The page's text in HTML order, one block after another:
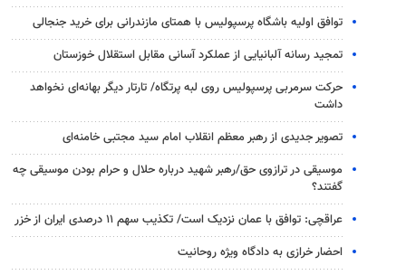
توافق اولیه باشگاه پرسپولیس با همتای مازندرانی برای خرید جنجالی
تمجید رسانه آلبانیایی از عملکرد آسانی مقابل استقلال خوزستان
حرکت سرمربی پرسپولیس روی لبه پرتگاه/ تارتار دیگر بهانه‌ای نخواهد
داشت
تصویر جدیدی از رهبر معظم انقلاب امام سید مجتبی خامنه‌ای
موسیقی در ترازوی حق/رهبر شهید درباره حلال و حرام بودن موسیقی چه
گفتند؟
عراقچی: توافق با عمان نزدیک است/ تکذیب سهم ۱۱ درصدی ایران از خزر
احضار خرازی به دادگاه ویژه روحانیت